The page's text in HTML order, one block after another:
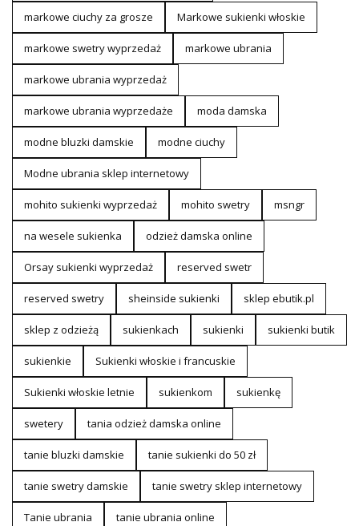
markowe ciuchy za grosze Markowe sukienki włoskie
markowe swetry wyprzedaż markowe ubrania
markowe ubrania wyprzedaż
markowe ubrania wyprzedaże moda damska
modne bluzki damskie modne ciuchy
Modne ubrania sklep internetowy
mohito sukienki wyprzedaż mohito swetry msngr
na wesele sukienka odzież damska online
Orsay sukienki wyprzedaż reserved swetr
reserved swetry sheinside sukienki sklep ebutik.pl
sklep z odzieżą sukienkach sukienki sukienki butik
sukienkie Sukienki włoskie i francuskie
Sukienki włoskie letnie sukienkom sukienkę
swetery tania odzież damska online
tanie bluzki damskie tanie sukienki do 50 zł
tanie swetry damskie tanie swetry sklep internetowy
Tanie ubrania tanie ubrania online